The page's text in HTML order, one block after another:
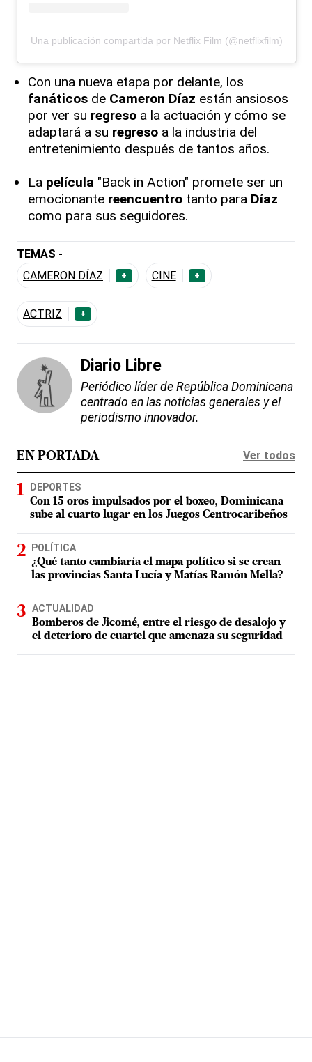
Una publicación compartida por Netflix Film (@netflixfilm)
Con una nueva etapa por delante, los
fanáticos de Cameron Díaz están ansiosos
por ver su regreso a la actuación y cómo se
adaptará a su regreso a la industria del
entretenimiento después de tantos años.
La película "Back in Action" promete ser un
emocionante reencuentro tanto para Díaz
como para sus seguidores.
TEMAS -
CAMERON DÍAZ
+ CINE +
ACTRIZ +
Diario Libre
Periódico líder de República Dominicana
centrado en las noticias generales y el
periodismo innovador.
EN PORTADA Ver todos
DEPORTES
Con 15 oros impulsados por el boxeo, Dominicana
sube al cuarto lugar en los Juegos Centrocaribeños
POLÍTICA
¿Qué tanto cambiaría el mapa político si se crean
las provincias Santa Lucía y Matías Ramón Mella?
ACTUALIDAD
Bomberos de Jicomé, entre el riesgo de desalojo y
el deterioro de cuartel que amenaza su seguridad